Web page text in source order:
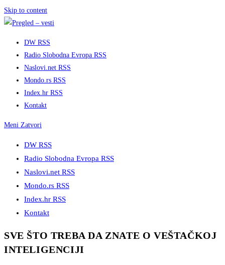
Skip to content
DW RSS
Radio Slobodna Evropa RSS
Naslovi.net RSS
Mondo.rs RSS
Index.hr RSS
Kontakt
Meni Zatvori
DW RSS
Radio Slobodna Evropa RSS
Naslovi.net RSS
Mondo.rs RSS
Index.hr RSS
Kontakt
SVE ŠTO TREBA DA ZNATE O VEŠTAČKOJ
INTELIGENCIJI